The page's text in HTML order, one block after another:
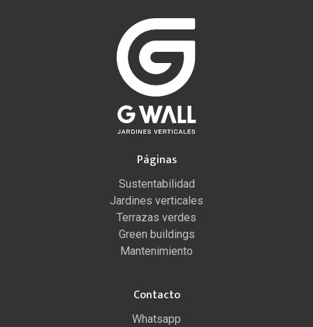
Páginas
Sustentabilidad
Jardines verticales
Terrazas verdes
Green buildings
Mantenimiento
Contacto
Whatsapp